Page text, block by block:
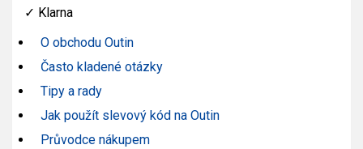
✓ Klarna
O obchodu Outin
Často kladené otázky
Tipy a rady
Jak použít slevový kód na Outin
Průvodce nákupem